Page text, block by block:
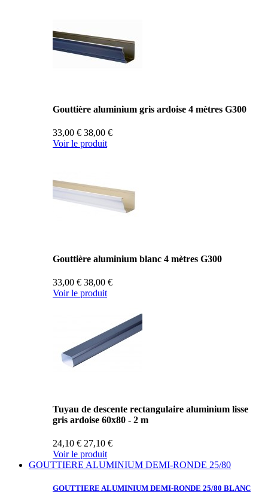
Gouttière aluminium gris ardoise 4 mètres G300
33,00 € 38,00 €
Voir le produit
Gouttière aluminium blanc 4 mètres G300
33,00 € 38,00 €
Voir le produit
Tuyau de descente rectangulaire aluminium lisse
gris ardoise 60x80 - 2 m
24,10 € 27,10 €
Voir le produit
GOUTTIERE ALUMINIUM DEMI-RONDE 25/80
GOUTTIERE ALUMINIUM DEMI-RONDE 25/80 BLANC